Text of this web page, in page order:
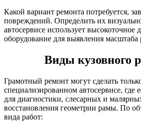
Какой вариант ремонта потребуется,
повреждений. Определить их
автосервисе использует высокоточное
оборудование для выявления масштаба
Виды кузовного
Грамотный ремонт могут сделать
специализированном автосервисе, где
для диагностики, слесарных и
восстановления геометрии рамы. По
вида работ: